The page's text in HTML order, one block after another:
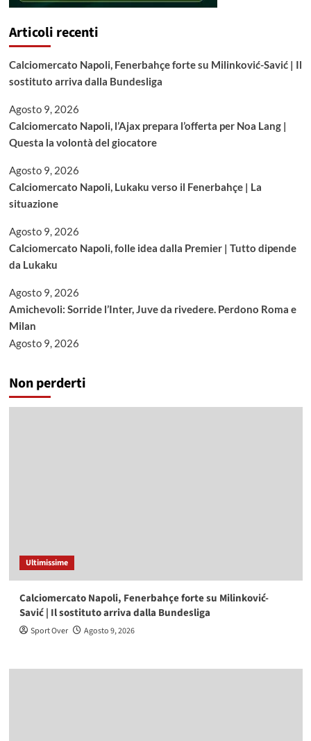
Articoli recenti
Calciomercato Napoli, Fenerbahçe forte su Milinković-Savić | Il
sostituto arriva dalla Bundesliga
Agosto 9, 2026
Calciomercato Napoli, l’Ajax prepara l’offerta per Noa Lang |
Questa la volontà del giocatore
Agosto 9, 2026
Calciomercato Napoli, Lukaku verso il Fenerbahçe | La
situazione
Agosto 9, 2026
Calciomercato Napoli, folle idea dalla Premier | Tutto dipende
da Lukaku
Agosto 9, 2026
Amichevoli: Sorride l’Inter, Juve da rivedere. Perdono Roma e
Milan
Agosto 9, 2026
Non perderti
Ultimissime
Calciomercato Napoli, Fenerbahçe forte su Milinković-
Savić | Il sostituto arriva dalla Bundesliga
Sport Over Agosto 9, 2026